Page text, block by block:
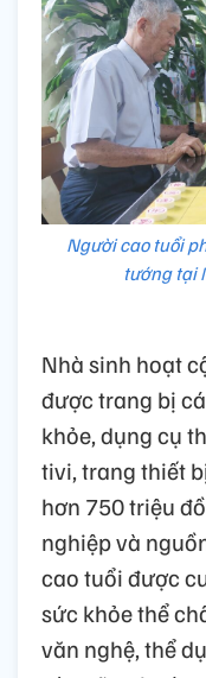
Người cao tuổi
tướng tại
Nhà sinh hoạt
được trang bị
khỏe, dụng cụ
tivi, trang thiết
hơn 750 triệu
nghiệp và
cao tuổi được
sức khỏe thể
văn nghệ, thể